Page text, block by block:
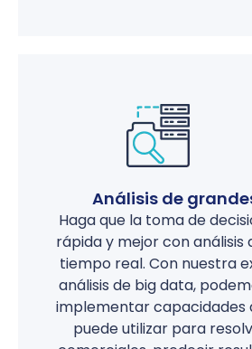
Análisis de
Haga que la toma de
rápida y mejor con análisis
tiempo real. Con nuestra
análisis de big data,
implementar capacidades
puede utilizar para